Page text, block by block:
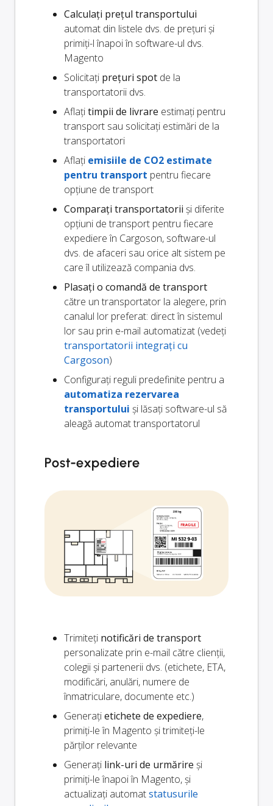
Calculați prețul transportului
automat din listele dvs. de prețuri și
primiți-l înapoi în software-ul dvs.
Magento
Solicitați prețuri spot de la
transportatorii dvs.
Aflațitimpii de livrare estimați pentru
transport sau solicitați estimări de la
transportatori
Aflați emisiile de CO2 estimate
pentru transport pentru fiecare
opțiune de transport
Comparați transportatorii și diferite
opțiuni de transport pentru fiecare
expediere în Cargoson, software-ul
dvs. de afaceri sau orice alt sistem pe
care îl utilizează compania dvs.
Plasați o comandă de transport
către un transportator la alegere, prin
canalul lor preferat: direct în sistemul
lor sau prin e-mail automatizat (vedeți
transportatorii integrați cu
Cargoson)
Configurați reguli predefinite pentru a
automatiza rezervarea
transportului și lăsați software-ul să
aleagă automat transportatorul
Post-expediere
Trimiteți notificări de transport
personalizate prin e-mail către clienții,
colegii și partenerii dvs. (etichete, ETA,
modificări, anulări, numere de
înmatriculare, documente etc.)
Generațietichete de expediere,
primiți-le în Magento și trimiteți-le
părților relevante
Generați link-uri de urmărire și
primiți-le înapoi în Magento, și
actualizați automatstatusurile